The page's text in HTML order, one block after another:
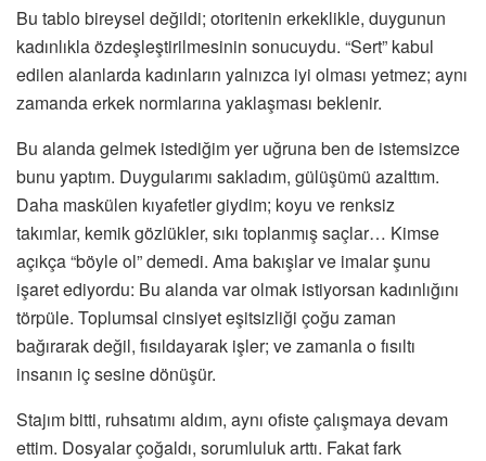
Bu tablo bireysel değildi; otoritenin erkeklikle, duygunun
kadınlıkla özdeşleştirilmesinin sonucuydu. “Sert” kabul
edilen alanlarda kadınların yalnızca iyi olması yetmez; aynı
zamanda erkek normlarına yaklaşması beklenir.
Bu alanda gelmek istediğim yer uğruna ben de istemsizce
bunu yaptım. Duygularımı sakladım, gülüşümü azalttım.
Daha maskülen kıyafetler giydim; koyu ve renksiz
takımlar, kemik gözlükler, sıkı toplanmış saçlar… Kimse
açıkça “böyle ol” demedi. Ama bakışlar ve imalar şunu
işaret ediyordu: Bu alanda var olmak istiyorsan kadınlığını
törpüle. Toplumsal cinsiyet eşitsizliği çoğu zaman
bağırarak değil, fısıldayarak işler; ve zamanla o fısıltı
insanın iç sesine dönüşür.
Stajım bitti, ruhsatımı aldım, aynı ofiste çalışmaya devam
ettim. Dosyalar çoğaldı, sorumluluk arttı. Fakat fark